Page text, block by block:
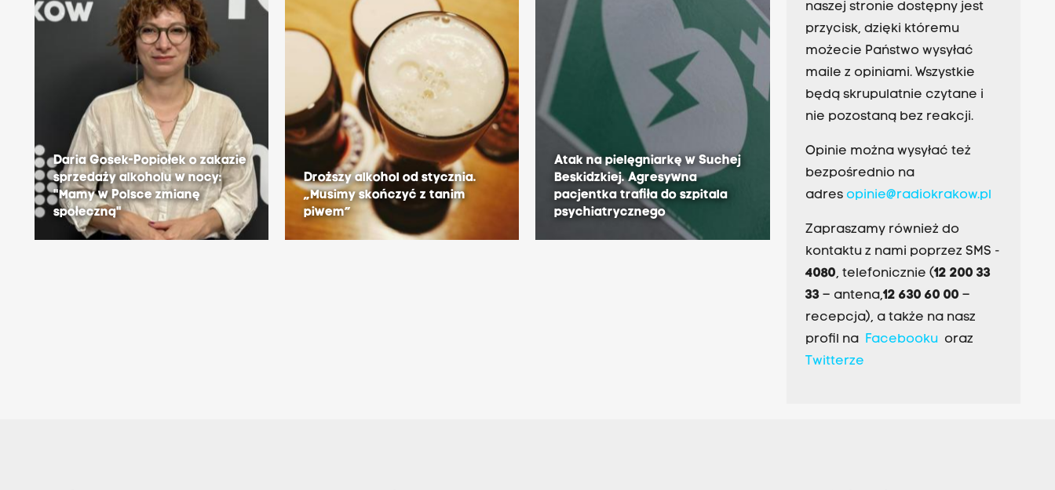
Daria Gosek-Popiołek o zakazie
sprzedaży alkoholu w nocy:
"Mamy w Polsce zmianę
społeczną"
Droższy alkohol od stycznia.
„Musimy skończyć z tanim
piwem”
Atak na pielęgniarkę w Suchej
Beskidzkiej. Agresywna
pacjentka trafiła do szpitala
psychiatrycznego
naszej stronie dostępny jest
przycisk, dzięki któremu
możecie Państwo wysyłać
maile z opiniami. Wszystkie
będą skrupulatnie czytane i
nie pozostaną bez reakcji.
Opinie można wysyłać też
bezpośrednio na
adres opinie@radiokrakow.pl
Zapraszamy również do
kontaktu z nami poprzez SMS -
4080, telefonicznie (12 200 33
33– antena,12 630 60 00 –
recepcja), a także na nasz
profil na Facebookuoraz
Twitterze